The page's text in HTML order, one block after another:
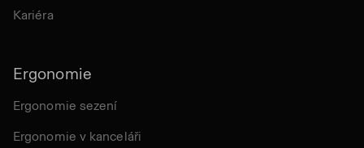
Kariéra
Ergonomie
Ergonomie sezení
Ergonomie v kanceláři